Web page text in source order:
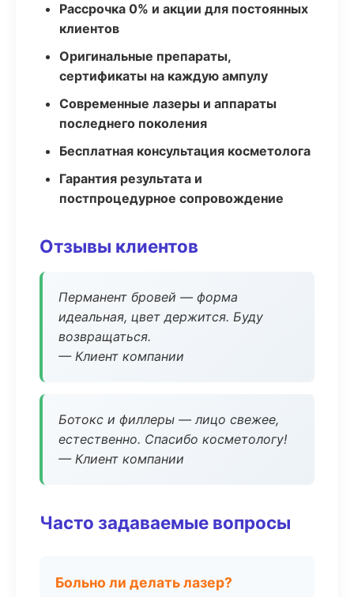
Рассрочка 0% и акции для постоянных
клиентов
Оригинальные препараты,
сертификаты на каждую ампулу
Современные лазеры и аппараты
последнего поколения
Бесплатная консультация косметолога
Гарантия результата и
постпроцедурное сопровождение
Отзывы клиентов
Перманент бровей — форма
идеальная, цвет держится. Буду
возвращаться.
— Клиент компании
Ботокс и филлеры — лицо свежее,
естественно. Спасибо косметологу!
— Клиент компании
Часто задаваемые вопросы
Больно ли делать лазер?